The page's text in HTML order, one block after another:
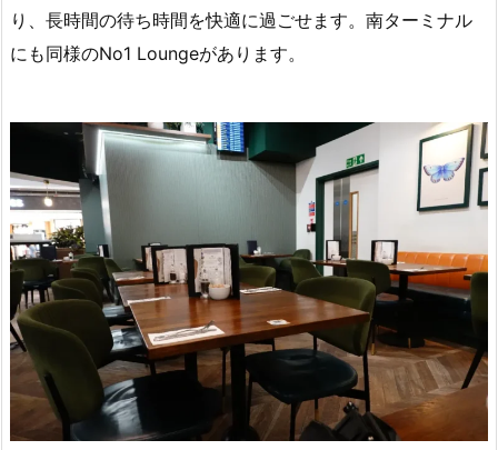
り、長時間の待ち時間を快適に過ごせます。南ターミナル
にも同様のNo1 Loungeがあります。